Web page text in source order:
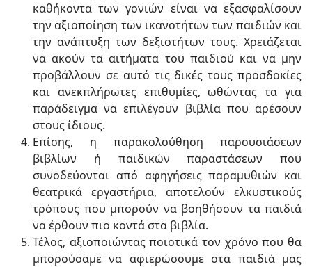
καθήκοντα των γονιών είναι να εξασφαλίσουν
την αξιοποίηση των ικανοτήτων των παιδιών και
την ανάπτυξη των δεξιοτήτων τους. Χρειάζεται
να ακούν τα αιτήματα του παιδιού και να μην
προβάλλουν σε αυτό τις δικές τους προσδοκίες
και ανεκπλήρωτες επιθυμίες, ωθώντας τα για
παράδειγμα να επιλέγουν βιβλία που αρέσουν
στους ίδιους.
Επίσης, η παρακολούθηση παρουσιάσεων
βιβλίων ή παιδικών παραστάσεων που
συνοδεύονται από αφηγήσεις παραμυθιών και
θεατρικά εργαστήρια, αποτελούν ελκυστικούς
τρόπους που μπορούν να βοηθήσουν τα παιδιά
να έρθουν πιο κοντά στα βιβλία.
Τέλος, αξιοποιώντας ποιοτικά τον χρόνο που θα
μπορούσαμε να αφιερώσουμε στα παιδιά μας